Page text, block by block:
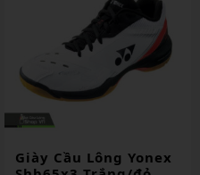
Giày Cầu Lông Yonex